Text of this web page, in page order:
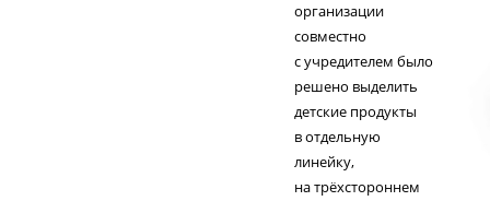
организации
совместно
с учредителем было
решено выделить
детские продукты
в отдельную
линейку,
на трёхстороннем